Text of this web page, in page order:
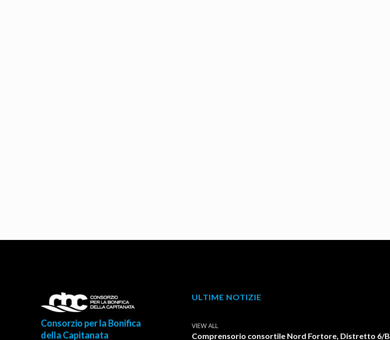
Consorzio per la Bonifica
della Capitanata
ULTIME NOTIZIE
VIEW ALL
Comprensorio consortile Nord Fortore, Distretto 6/B